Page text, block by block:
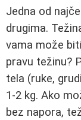
Jedna od
drugima.
vama može
pravu težinu?
tela (ruke,
1-2 kg. Ako
bez napora,